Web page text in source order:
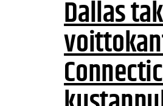
Dallas